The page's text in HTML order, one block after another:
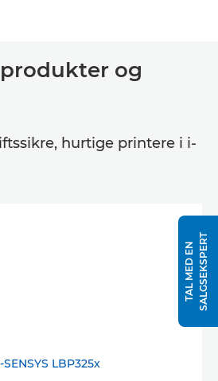
og
hurtige printere i i-
T
A
L
M
E
D
E
N
S
A
L
G
S
E
K
S
P
E
RT